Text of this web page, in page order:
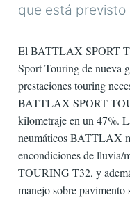
que está
El BATTLAX SPORT
Sport Touring de nueva
prestaciones touring
BATTLAX SPORT
kilometraje en un 47%.
neumáticos BATTLAX
encondiciones de
TOURING T32, y
manejo sobre pavimento